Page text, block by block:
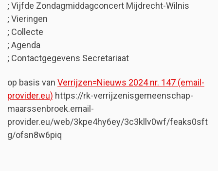
; Vijfde Zondagmiddagconcert Mijdrecht-Wilnis
; Vieringen
; Collecte
; Agenda
; Contactgegevens Secretariaat
op basis van Verrijzen=Nieuws 2024 nr. 147 (email-
provider.eu) https://rk-verrijzenisgemeenschap-
maarssenbroek.email-
provider.eu/web/3kpe4hy6ey/3c3kllv0wf/feaks0sft
g/ofsn8w6piq